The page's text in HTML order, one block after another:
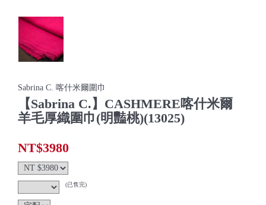
Sabrina C. 喀什米爾圍巾
【Sabrina C.】CASHMERE喀什米爾
羊毛厚織圍巾(明豔桃)(13025)
NT$3980
(已售完)